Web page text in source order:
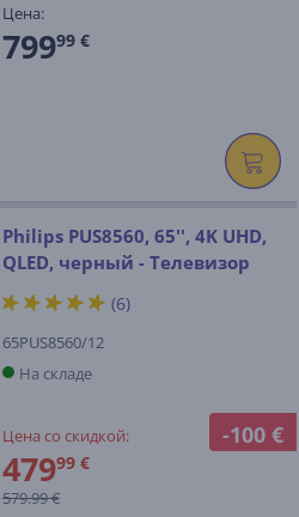
Цена:
79999 €
-100 €
Philips PUS8560, 65'', 4K UHD,
QLED, черный - Телевизор
(6)
65PUS8560/12
На складе
Цена со скидкой:
47999 €
579.99 €